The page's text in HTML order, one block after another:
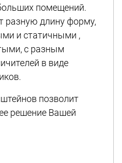
помещений.
длину форму,
и статичными ,
с разным
в виде
позволит
решение Вашей